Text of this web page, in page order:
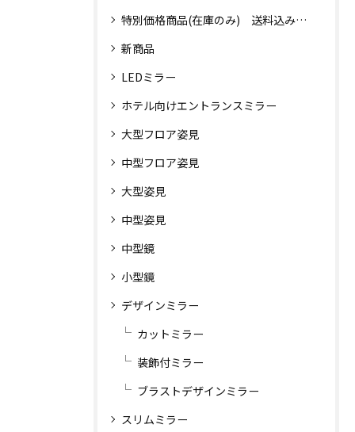
特別価格商品(在庫のみ) 送料込み価格！
新商品
LEDミラー
ホテル向けエントランスミラー
大型フロア姿見
中型フロア姿見
大型姿見
中型姿見
中型鏡
小型鏡
デザインミラー
カットミラー
装飾付ミラー
ブラストデザインミラー
スリムミラー